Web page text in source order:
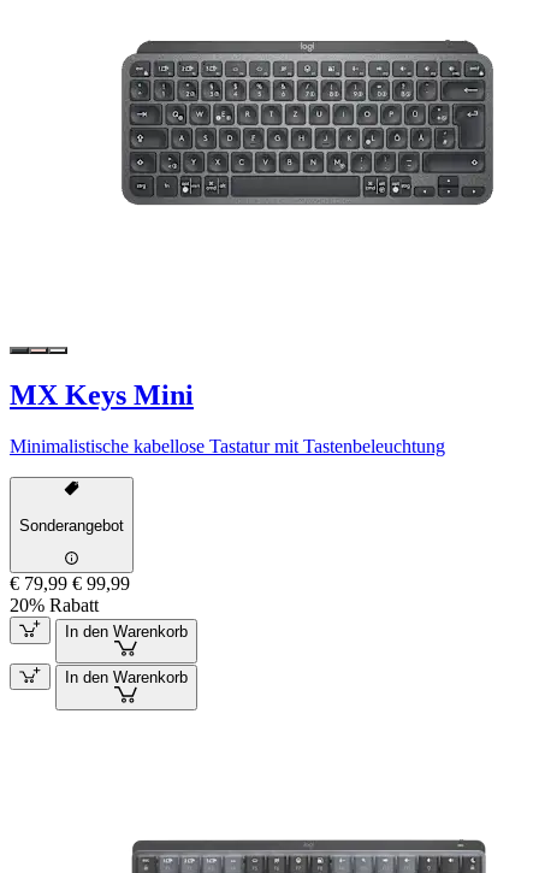
MX Keys Mini
Minimalistische kabellose Tastatur mit Tastenbeleuchtung
Sonderangebot
€ 79,99 € 99,99
20% Rabatt
In den Warenkorb
In den Warenkorb